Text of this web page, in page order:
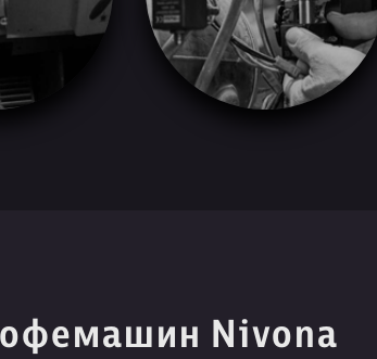
Nivona